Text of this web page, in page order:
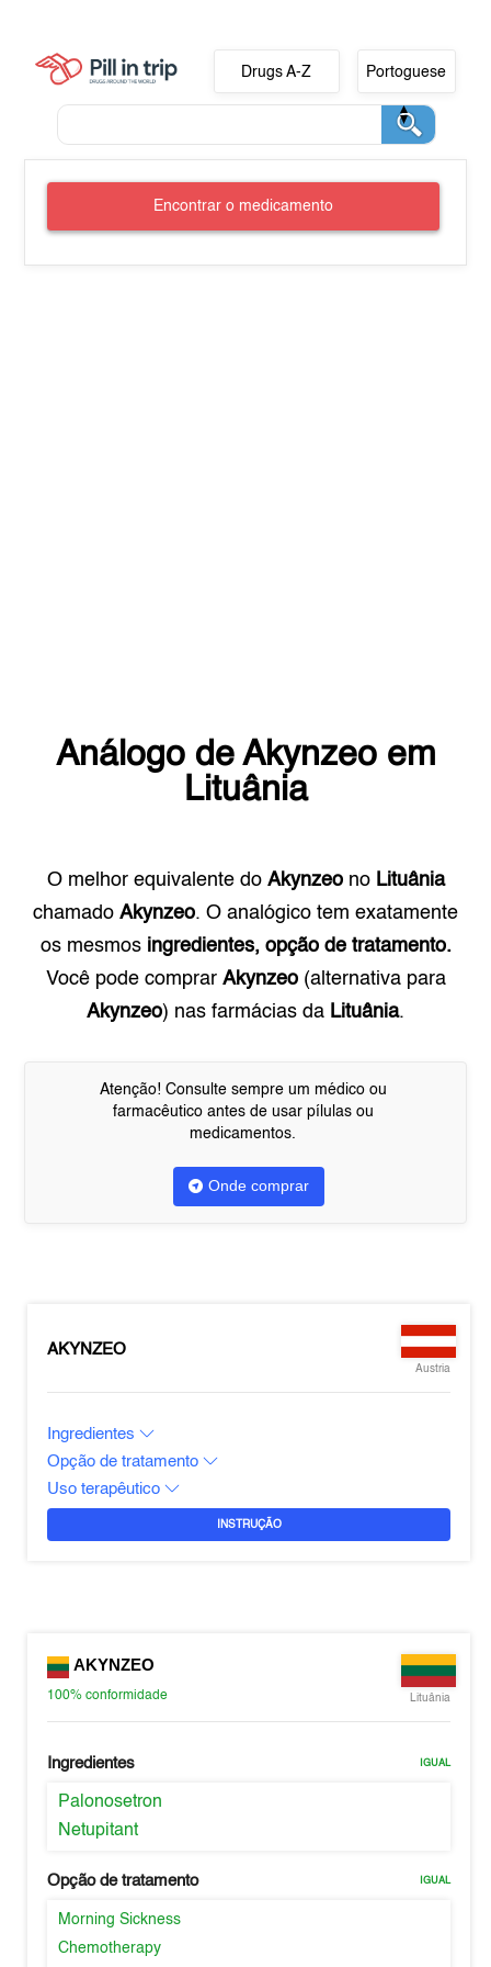
Drugs A-Z Portoguese
Encontrar o medicamento
Análogo de Akynzeoem
Lituânia
O melhor equivalente do Akynzeono Lituânia
chamado Akynzeo. O analógico tem exatamente
os mesmos ingredientes, opção de tratamento.
Você pode comprar Akynzeo(alternativa para
Akynzeo) nas farmácias da Lituânia.
Atenção! Consulte sempre um médico ou
farmacêutico antes de usar pílulas ou
medicamentos.
Onde comprar
AKYNZEO
Austria
Ingredientes
Opção de tratamento
Uso terapêutico
INSTRUÇÃO
AKYNZEO
100%conformidade Lituânia
Ingredientes IGUAL
Palonosetron
Netupitant
Opção de tratamento IGUAL
Morning Sickness
Chemotherapy